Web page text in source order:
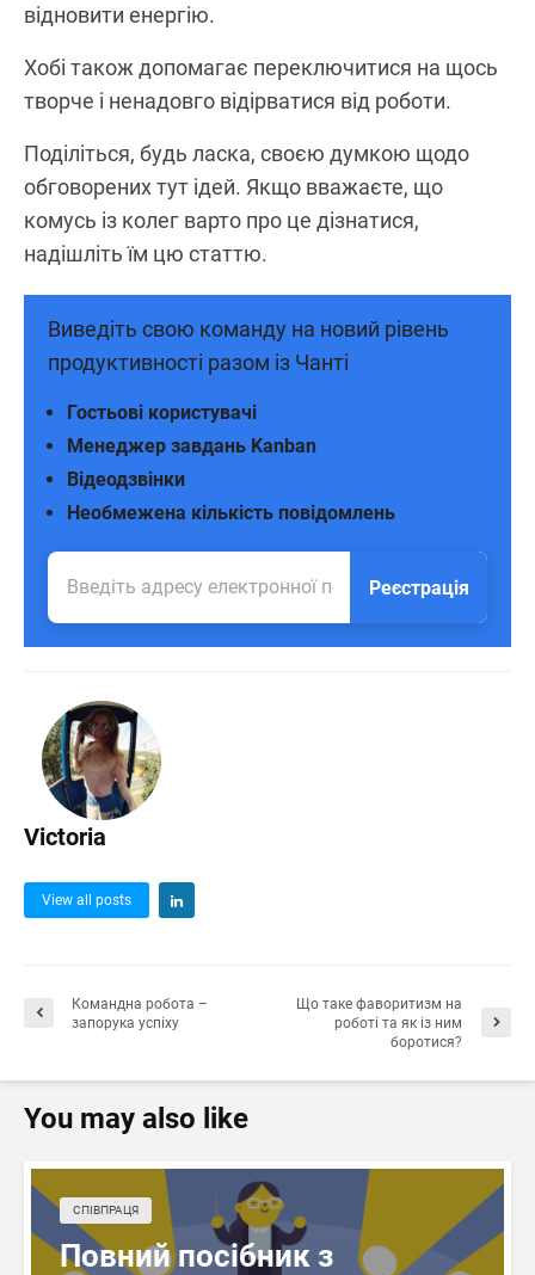
відновити енергію.
Хобі також допомагає переключитися на щось
творче і ненадовго відірватися від роботи.
Поділіться, будь ласка, своєю думкою щодо
обговорених тут ідей. Якщо вважаєте, що
комусь із колег варто про це дізнатися,
надішліть їм цю статтю.
Виведіть свою команду на новий рівень
продуктивності разом із Чанті
Необмежена кількість повідомлень
Відеодзвінки
Менеджер завдань Kanban
Гостьові користувачі
Реєстрація
Victoria
View all posts
Командна робота –
запорука успіху
Що таке фаворитизм на
роботі та як із ним
боротися?
You may also like
СПІВПРАЦЯ
Повний посібник з